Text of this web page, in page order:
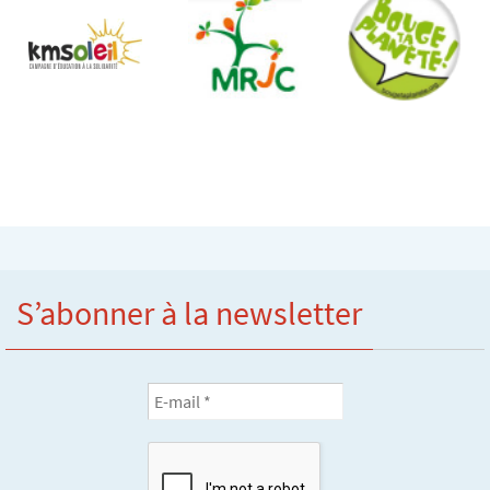
S’abonner à la newsletter